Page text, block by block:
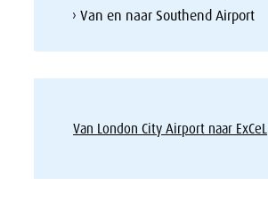
› Van en naar Southend Airport
Van London City Airport naar ExCeL